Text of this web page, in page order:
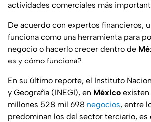
actividades comerciales más
De acuerdo con expertos financieros,
funciona como una herramienta para
negocio o hacerlo crecer dentro de
es y cómo funciona?
En su último reporte, el Instituto
y Geografía (INEGI), en México existen
millones 528 mil 698 negocios, entre
predominan los del sector terciario, es